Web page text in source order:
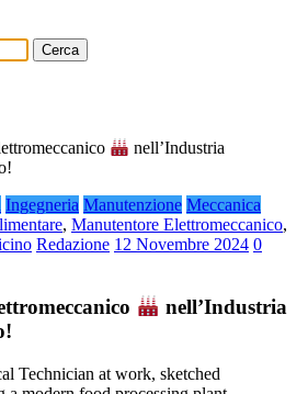
nell’Industria
Ingegneria Manutenzione Meccanica
, Manutentore Elettromeccanico,
Redazione 12 Novembre 2024 0
nell’Industria